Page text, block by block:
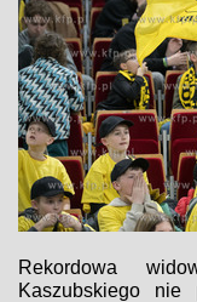
Rekordowa
Kaszubskiego nie